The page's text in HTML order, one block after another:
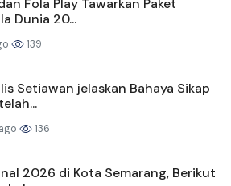
Fola Play Tawarkan Paket
Dunia 20...
139
Setiawan jelaskan Bahaya Sikap
136
2026 di Kota Semarang, Berikut